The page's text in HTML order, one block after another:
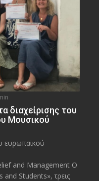
διαχείρισης του
Μουσικού
ευρωπαϊκού
and Management O
Students», τρεις